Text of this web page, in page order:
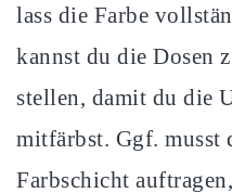
lass die Farbe
kannst du die Dosen
stellen, damit du die
mitfärbst. Ggf. musst
Farbschicht